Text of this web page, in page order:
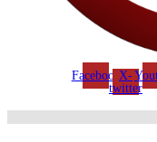
FacebookX-
twitter